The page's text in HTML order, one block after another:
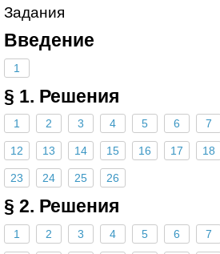
Задания
Введение
1
§ 1. Решения
1 2 3 4 5 6 7
12 13 14 15 16 17 18
23 24 25 26
§ 2. Решения
1 2 3 4 5 6 7